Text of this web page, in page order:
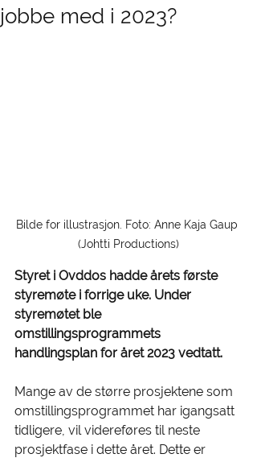
jobbe med i 2023?
Bilde for illustrasjon. Foto: Anne Kaja Gaup
(Johtti Productions)
Styret i Ovddos hadde årets første
styremøte i forrige uke. Under
styremøtet ble
omstillingsprogrammets
handlingsplan for året 2023 vedtatt.
Mange av de større prosjektene som
omstillingsprogrammet har igangsatt
tidligere, vil videreføres til neste
prosjektfase i dette året. Dette er